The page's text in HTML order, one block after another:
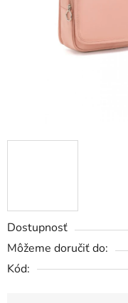
Dostupnosť
Môžeme doručiť do:
Kód: